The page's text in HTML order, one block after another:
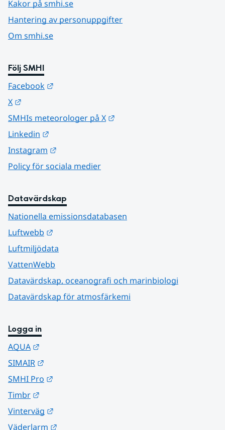
Kakor på smhi.se
Hantering av personuppgifter
Om smhi.se
Följ SMHI
Facebook
X
SMHIs meteorologer på X
Linkedin
Instagram
Policy för sociala medier
Datavärdskap
Nationella emissionsdatabasen
Luftwebb
Luftmiljödata
VattenWebb
Datavärdskap, oceanografi och marinbiologi
Datavärdskap för atmosfärkemi
Logga in
AQUA
SIMAIR
SMHI Pro
Timbr
Vinterväg
Väderlarm